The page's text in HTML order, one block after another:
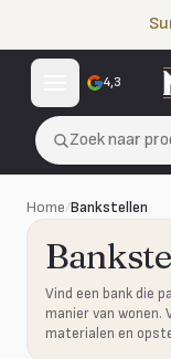
4,3
Zoek naar
Home/Bankstellen
Vind een bank die
manier van wonen.
materialen en